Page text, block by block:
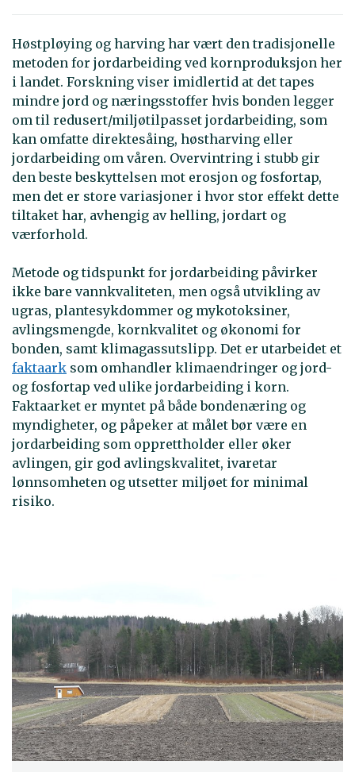
Høstpløying og harving har vært den tradisjonelle
metoden for jordarbeiding ved kornproduksjon her
i landet. Forskning viser imidlertid at det tapes
mindre jord og næringsstoffer hvis bonden legger
om til redusert/miljøtilpasset jordarbeiding, som
kan omfatte direktesåing, høstharving eller
jordarbeiding om våren. Overvintring i stubb gir
den beste beskyttelsen mot erosjon og fosfortap,
men det er store variasjoner i hvor stor effekt dette
tiltaket har, avhengig av helling, jordart og
værforhold.
Metode og tidspunkt for jordarbeiding påvirker
ikke bare vannkvaliteten, men også utvikling av
ugras, plantesykdommer og mykotoksiner,
avlingsmengde, kornkvalitet og økonomi for
bonden, samt klimagassutslipp. Det er utarbeidet et
faktaark som omhandler klimaendringer og jord-
og fosfortap ved ulike jordarbeiding i korn.
Faktaarket er myntet på både bondenæring og
myndigheter, og påpeker at målet bør være en
jordarbeiding som opprettholder eller øker
avlingen, gir god avlingskvalitet, ivaretar
lønnsomheten og utsetter miljøet for minimal
risiko.